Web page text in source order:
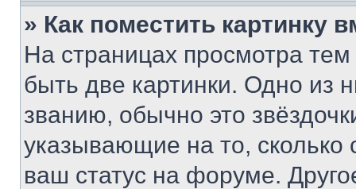
» Как поместить картинку
На страницах просмотра
быть две картинки. Одно из
званию, обычно это
указывающие на то,
ваш статус на форуме.